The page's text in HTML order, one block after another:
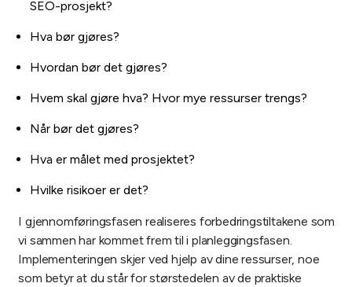
SEO-prosjekt?
Hva bør gjøres?
Hvordan bør det gjøres?
Hvem skal gjøre hva? Hvor mye ressurser trengs?
Når bør det gjøres?
Hva er målet med prosjektet?
Hvilke risikoer er det?
I gjennomføringsfasen realiseres forbedringstiltakene som
vi sammen har kommet frem til i planleggingsfasen.
Implementeringen skjer ved hjelp av dine ressurser, noe
som betyr at du står for størstedelen av de praktiske